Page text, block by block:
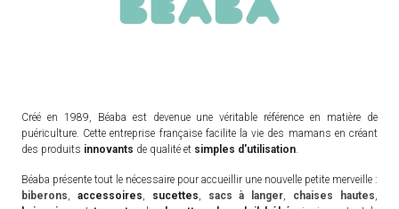
Créé en 1989, Béaba est devenue une véritable référence en matière de
puériculture. Cette entreprise française facilite la vie des mamans en créant
des produits innovants de qualité et simples d'utilisation
Béaba présente tout le nécessaire pour accueillir une nouvelle petite merveille :
biberons
accessoires sucettes sacs à langer chaises hautes